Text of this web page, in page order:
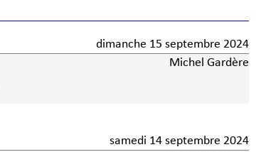
dimanche 15 septembre 2024
Michel Gardère
samedi 14 septembre 2024